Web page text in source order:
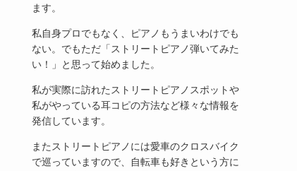
ます。
私自身プロでもなく、ピアノもうまいわけでも
ない。でもただ「ストリートピアノ弾いてみた
い！」と思って始めました。
私が実際に訪れたストリートピアノスポットや
私がやっている耳コピの方法など様々な情報を
発信しています。
またストリートピアノには愛車のクロスバイク
で巡っていますので、自転車も好きという方に